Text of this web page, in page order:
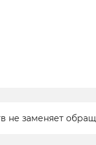
не заменяет